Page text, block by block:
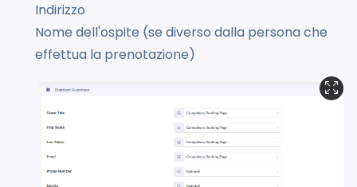
Indirizzo
Nome dell'ospite (se diverso dalla persona che
effettua la prenotazione)